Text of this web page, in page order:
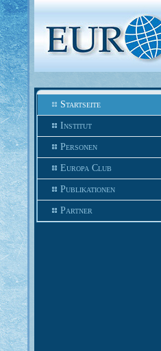
Startseite
Institut
Personen
Europa Club
Publikationen
Partner